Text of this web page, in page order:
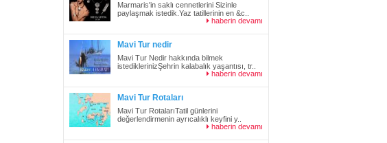
Marmaris'in saklı cennetlerini Sizinle
paylaşmak istedik.Yaz tatillerinin en &c..
haberin devamı
Mavi Tur nedir
Mavi Tur Nedir hakkında bilmek
istediklerinizŞehrin kalabalık yaşantısı, tr..
haberin devamı
Mavi Tur Rotaları
Mavi Tur RotalarıTatil günlerini
değerlendirmenin ayrıcalıklı keyfini y..
haberin devamı